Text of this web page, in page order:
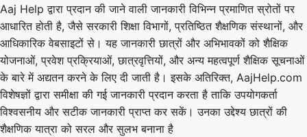
Aaj Help द्वारा प्रदान की जाने वाली जानकारी विभिन्न प्रमाणित स्रोतों पर
आधारित होती है, जैसे सरकारी शिक्षा विभागों, प्रतिष्ठित शैक्षणिक संस्थानों, और
आधिकारिक वेबसाइटों से। यह जानकारी छात्रों और अभिभावकों को शैक्षिक
योजनाओं, प्रवेश प्रक्रियाओं, छात्रवृत्तियों, और अन्य महत्वपूर्ण शैक्षिक सूचनाओं
के बारे में अद्यतन करने के लिए दी जाती है। इसके अतिरिक्त, AajHelp.com
विशेषज्ञों द्वारा समीक्षा की गई जानकारी प्रदान करता है ताकि उपयोगकर्ता
विश्वसनीय और सटीक जानकारी प्राप्त कर सकें। उनका उद्देश्य छात्रों की
शैक्षणिक यात्रा को सरल और सुलभ बनाना है